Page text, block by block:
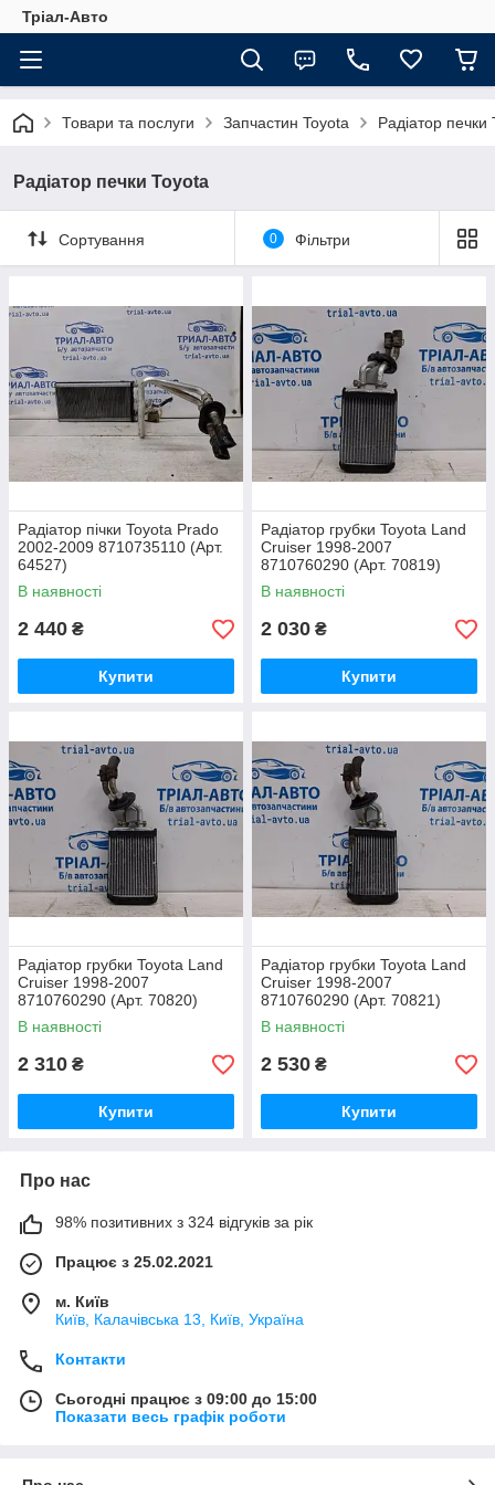
Тріал-Авто
Товари та послуги Запчастин Toyota Радіатор печки
Радіатор печки Toyota
Сортування 0 Фільтри
Радіатор пічки Toyota Prado
2002-2009 8710735110 (Арт.
64527)
В наявності
2 440 ₴
Купити
Радіатор грубки Toyota Land
Cruiser 1998-2007
8710760290 (Арт. 70819)
В наявності
2 030 ₴
Купити
Радіатор грубки Toyota Land
Cruiser 1998-2007
8710760290 (Арт. 70820)
В наявності
2 310 ₴
Купити
Радіатор грубки Toyota Land
Cruiser 1998-2007
8710760290 (Арт. 70821)
В наявності
2 530 ₴
Купити
Про нас
98% позитивних з 324 відгуків за рік
Працює з 25.02.2021
м. Київ
Київ, Калачівська 13, Київ, Україна
Контакти
Сьогодні працює з 09:00 до 15:00
Показати весь графік роботи